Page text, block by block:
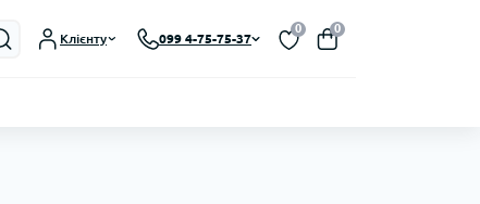
Клієнту 099 4-75-75-37
0 0